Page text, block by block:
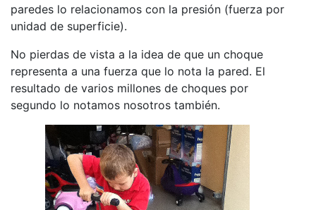
paredes lo relacionamos con la presión (fuerza por
unidad de superficie).
No pierdas de vista a la idea de que un choque
representa a una fuerza que lo nota la pared. El
resultado de varios millones de choques por
segundo lo notamos nosotros también.